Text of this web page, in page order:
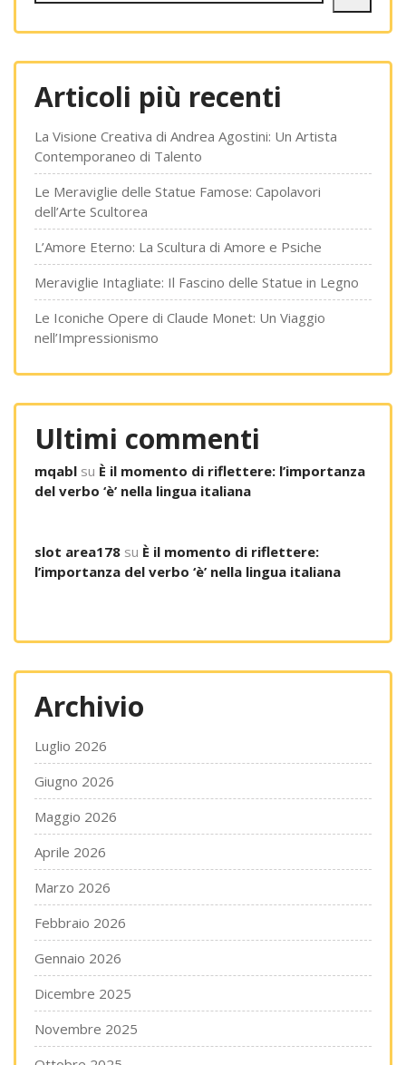
Articoli più recenti
La Visione Creativa di Andrea Agostini: Un Artista
Contemporaneo di Talento
Le Meraviglie delle Statue Famose: Capolavori
dell’Arte Scultorea
L’Amore Eterno: La Scultura di Amore e Psiche
Meraviglie Intagliate: Il Fascino delle Statue in Legno
Le Iconiche Opere di Claude Monet: Un Viaggio
nell’Impressionismo
Ultimi commenti
mqabl su È il momento di riflettere: l’importanza
del verbo ‘è’ nella lingua italiana
slot area178 su È il momento di riflettere:
l’importanza del verbo ‘è’ nella lingua italiana
Archivio
Luglio 2026
Giugno 2026
Maggio 2026
Aprile 2026
Marzo 2026
Febbraio 2026
Gennaio 2026
Dicembre 2025
Novembre 2025